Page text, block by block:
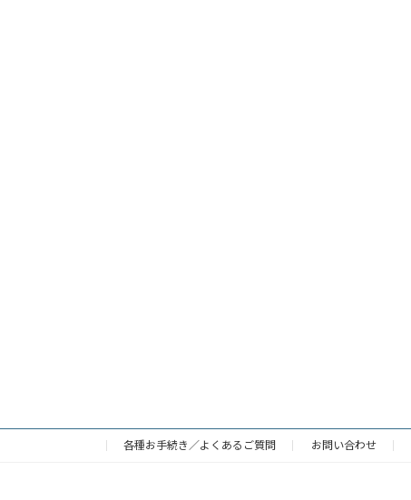
各種お手続き／よくあるご質問 お問い合わせ